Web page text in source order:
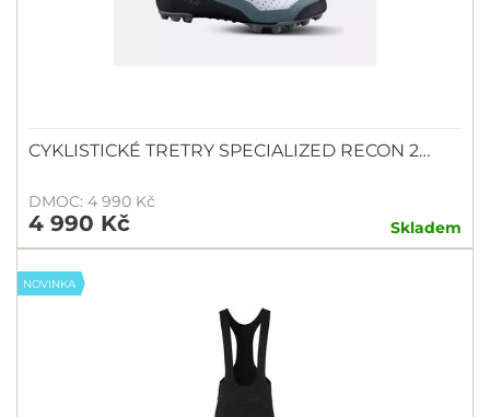
CYKLISTICKÉ TRETRY SPECIALIZED RECON 2…
DMOC: 4 990 Kč
4 990 Kč Skladem
NOVINKA